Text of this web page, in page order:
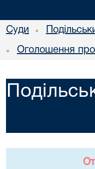
Суди •
• Оголошення